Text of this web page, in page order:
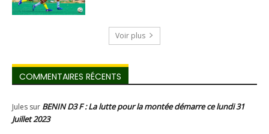
Voir plus
COMMENTAIRES RÉCENTS
Jules sur BENIN D3 F : La lutte pour la montée démarre ce lundi 31
Juillet 2023